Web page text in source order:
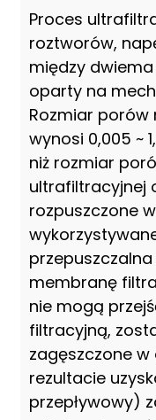
Proces
roztworów,
między
oparty na
Rozmiar
wynosi 0,005 ~
niż rozmiar
ultrafiltracyjnej
rozpuszczone
membranę
nie mogą
filtracyjną,
zagęszczone w
rezultacie
przepływowy)